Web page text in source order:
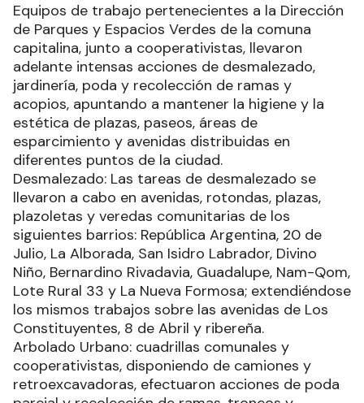
Equipos de trabajo pertenecientes a la Dirección
de Parques y Espacios Verdes de la comuna
capitalina, junto a cooperativistas, llevaron
adelante intensas acciones de desmalezado,
jardinería, poda y recolección de ramas y
acopios, apuntando a mantener la higiene y la
estética de plazas, paseos, áreas de
esparcimiento y avenidas distribuidas en
diferentes puntos de la ciudad.
Desmalezado: Las tareas de desmalezado se
llevaron a cabo en avenidas, rotondas, plazas,
plazoletas y veredas comunitarias de los
siguientes barrios: República Argentina, 20 de
Julio, La Alborada, San Isidro Labrador, Divino
Niño, Bernardino Rivadavia, Guadalupe, Nam-Qom,
Lote Rural 33 y La Nueva Formosa; extendiéndose
los mismos trabajos sobre las avenidas de Los
Constituyentes, 8 de Abril y ribereña.
Arbolado Urbano: cuadrillas comunales y
cooperativistas, disponiendo de camiones y
retroexcavadoras, efectuaron acciones de poda